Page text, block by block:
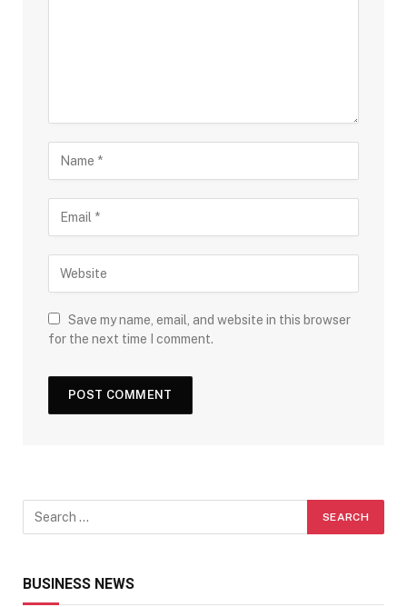
Save my name, email, and website in this browser
for the next time I comment.
BUSINESS NEWS